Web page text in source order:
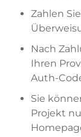
Zahlen
Nach
Ihren
Auth-
Sie
Projekt